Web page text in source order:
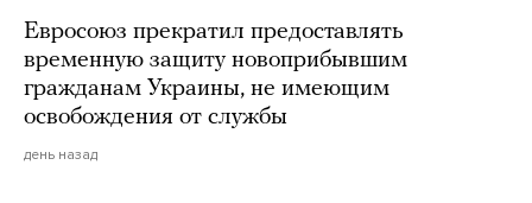
Евросоюз прекратил предоставлять
временную защиту новоприбывшим
гражданам Украины, не имеющим
освобождения от службы
день назад